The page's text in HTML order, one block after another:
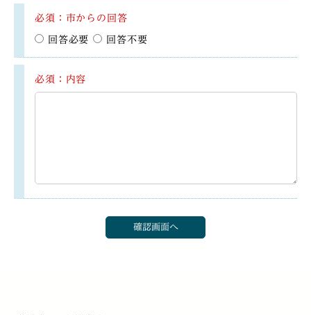
必須：市からの回答
回答必要 回答不要
必須：内容